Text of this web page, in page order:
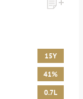
15Y
41%
0.7L